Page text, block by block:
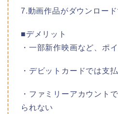
7.動画作品がダウンロード
■デメリット
・一部新作映画など、ポ
・デビットカードでは支
・ファミリーアカウント
られない